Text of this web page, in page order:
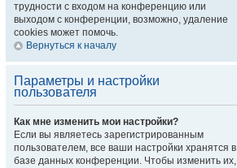
трудности с входом на конференцию или
выходом с конференции, возможно, удаление
cookies может помочь.
Вернуться к началу
Параметры и настройки
пользователя
Как мне изменить мои настройки?
Если вы являетесь зарегистрированным
пользователем, все ваши настройки хранятся в
базе данных конференции. Чтобы изменить их,